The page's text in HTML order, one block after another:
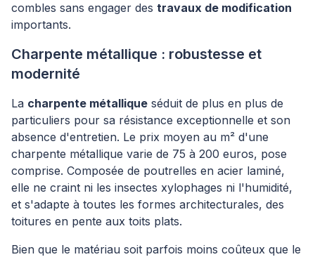
combles sans engager des travaux de modification
importants.
Charpente métallique : robustesse et
modernité
La charpente métallique séduit de plus en plus de
particuliers pour sa résistance exceptionnelle et son
absence d'entretien. Le prix moyen au m² d'une
charpente métallique varie de 75 à 200 euros, pose
comprise. Composée de poutrelles en acier laminé,
elle ne craint ni les insectes xylophages ni l'humidité,
et s'adapte à toutes les formes architecturales, des
toitures en pente aux toits plats.
Bien que le matériau soit parfois moins coûteux que le